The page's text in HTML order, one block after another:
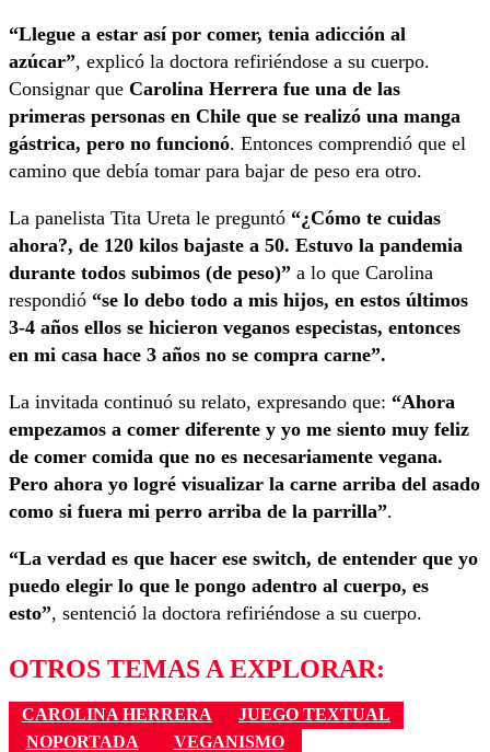
“Llegue a estar así por comer, tenia adicción al
azúcar”, explicó la doctora refiriéndose a su cuerpo.
Consignar que Carolina Herrera fue una de las
primeras personas en Chile que se realizó una manga
gástrica, pero no funcionó. Entonces comprendió que el
camino que debía tomar para bajar de peso era otro.
La panelista Tita Ureta le preguntó “¿Cómo te cuidas
ahora?, de 120 kilos bajaste a 50. Estuvo la pandemia
durante todos subimos (de peso)” a lo que Carolina
respondió “se lo debo todo a mis hijos, en estos últimos
3-4 años ellos se hicieron veganos especistas, entonces
en mi casa hace 3 años no se compra carne”.
La invitada continuó su relato, expresando que: “Ahora
empezamos a comer diferente y yo me siento muy feliz
de comer comida que no es necesariamente vegana.
Pero ahora yo logré visualizar la carne arriba del asado
como si fuera mi perro arriba de la parrilla”.
“La verdad es que hacer ese switch, de entender que yo
puedo elegir lo que le pongo adentro al cuerpo, es
esto”, sentenció la doctora refiriéndose a su cuerpo.
OTROS TEMAS A EXPLORAR:
CAROLINA HERRERA
JUEGO TEXTUAL
NOPORTADA
VEGANISMO